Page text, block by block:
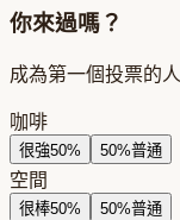
你來過嗎？
成為第一個投票的人
咖啡
很強50% 50%普通
空間
很棒50% 50%普通